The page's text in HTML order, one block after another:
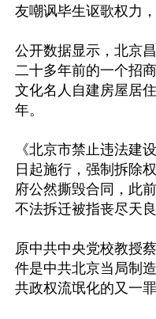
友嘲讽毕生讴歌权力
公开数据显示，北京
二十多年前的一个招
文化名人自建房屋居
年。
《北京市禁止违法建
日起施行，强制拆除
府公然撕毁合同，此
不法拆迁被指丧尽天良
原中共中央党校教授
件是中共北京当局制
共政权流氓化的又一罪